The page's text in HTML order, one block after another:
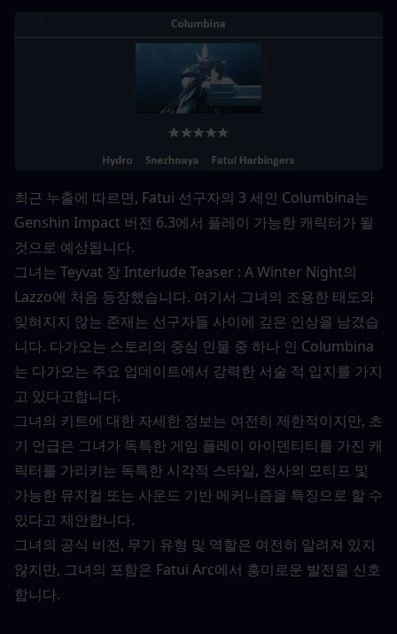
최근 누출에 따르면, Fatui 선구자의 3 세인 Columbina는
Genshin Impact 버전 6.3에서 플레이 가능한 캐릭터가 될
것으로 예상됩니다.
그녀는 Teyvat 장 Interlude Teaser : A Winter Night의
Lazzo에 처음 등장했습니다. 여기서 그녀의 조용한 태도와
잊혀지지 않는 존재는 선구자들 사이에 깊은 인상을 남겼습
니다. 다가오는 스토리의 중심 인물 중 하나 인 Columbina
는 다가오는 주요 업데이트에서 강력한 서술 적 입지를 가지
고 있다고합니다.
그녀의 키트에 대한 자세한 정보는 여전히 제한적이지만, 초
기 언급은 그녀가 독특한 게임 플레이 아이덴티티를 가진 캐
릭터를 가리키는 독특한 시각적 스타일, 천사의 모티프 및
가능한 뮤지컬 또는 사운드 기반 메커니즘을 특징으로 할 수
있다고 제안합니다.
그녀의 공식 비전, 무기 유형 및 역할은 여전히 ​​알려져 있지
않지만, 그녀의 포함은 Fatui Arc에서 흥미로운 발전을 신호
합니다.